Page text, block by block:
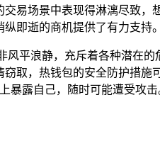
易场景中表现得淋漓尽致，
即逝的商机提供了有力支持。
风平浪静，充斥着各种潜在的
取，热钱包的安全防护措施
暴露自己，随时可能遭受攻击